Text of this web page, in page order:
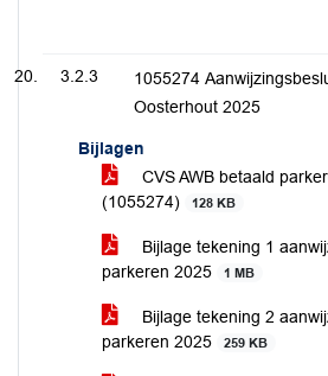
3.2.3
1055274
Oosterhout 2025
Bijlagen
CVS AWB betaald
(1055274)
128 KB
Bijlage tekening 1
parkeren 2025
1 MB
Bijlage tekening 2
parkeren 2025
259 KB